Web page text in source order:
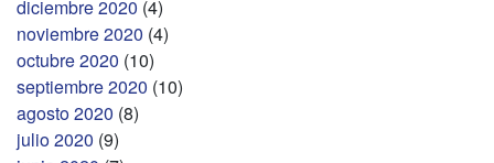
diciembre 2020 (4)
noviembre 2020 (4)
octubre 2020 (10)
septiembre 2020 (10)
agosto 2020 (8)
julio 2020 (9)